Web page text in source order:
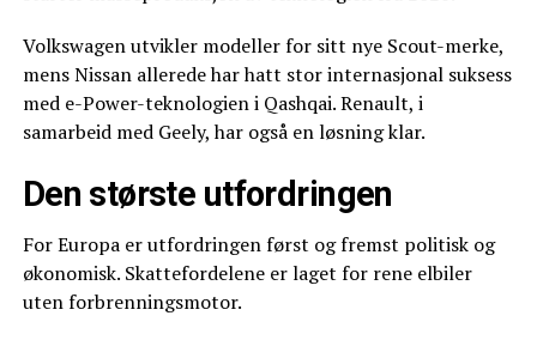
Volkswagen utvikler modeller for sitt nye Scout-merke,
mens Nissan allerede har hatt stor internasjonal suksess
med e-Power-teknologien i Qashqai. Renault, i
samarbeid med Geely, har også en løsning klar.
Den største utfordringen
For Europa er utfordringen først og fremst politisk og
økonomisk. Skattefordelene er laget for rene elbiler
uten forbrenningsmotor.